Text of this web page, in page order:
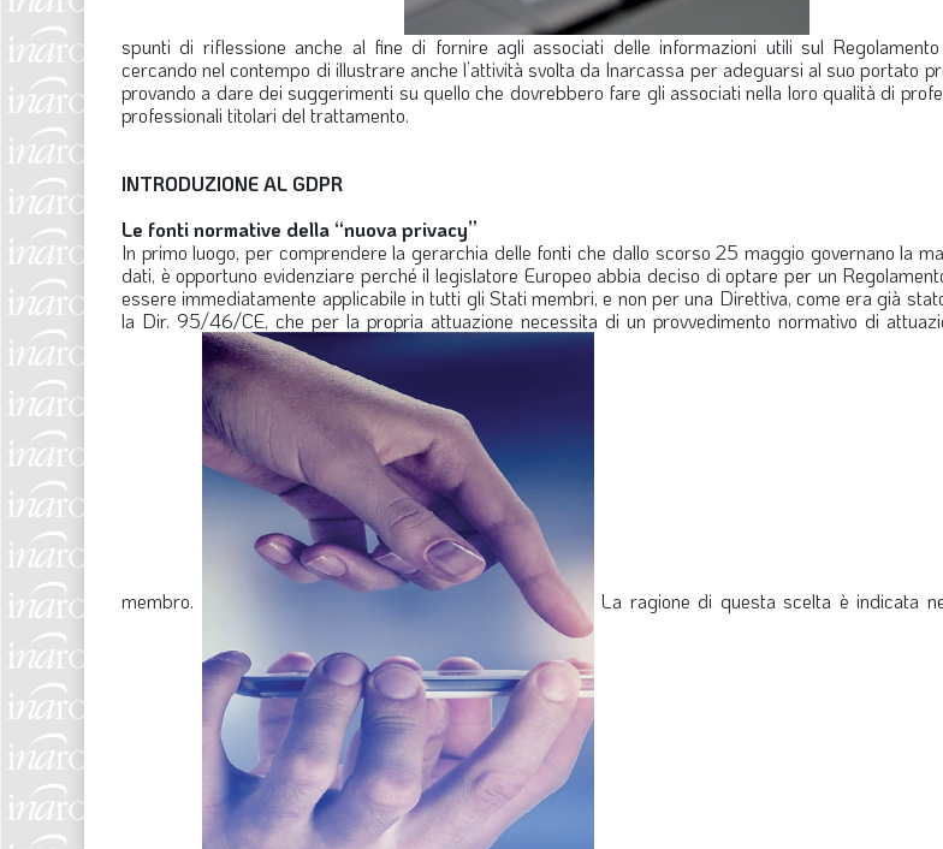
spunti di riflessione anche al fine di fornire agli associati delle informazioni utili sul
cercando nel contempo di illustrare anche l’attività svolta da Inarcassa per adeguarsi al suo portato
provando a dare dei suggerimenti su quello che dovrebbero fare gli associati nella loro qualità di
professionali titolari del trattamento.
INTRODUZIONE AL GDPR
Le fonti normative della “nuova privacy”
In primo luogo, per comprendere la gerarchia delle fonti che dallo scorso 25 maggio governano la
dati, è opportuno evidenziare perché il legislatore Europeo abbia deciso di optare per un
essere immediatamente applicabile in tutti gli Stati membri, e non per una Direttiva, come era già
la Dir. 95/46/CE, che per la propria attuazione necessita di un provvedimento normativo di
membro. La ragione di questa scelta è indicata